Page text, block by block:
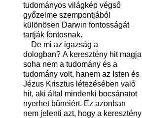
tudományos világkép végső
győzelme szempontjából
különösen Darwin fontosságát
tartják fontosnak.
De mi az igazság a
dologban? A keresztény hit magja
soha nem a tudomány és a
tudomány volt, hanem az Isten és
Jézus Krisztus létezésében való
hit, aki által mindenki bocsánatot
nyerhet bűneiért. Ez azonban
nem jelenti azt, hogy a keresztény